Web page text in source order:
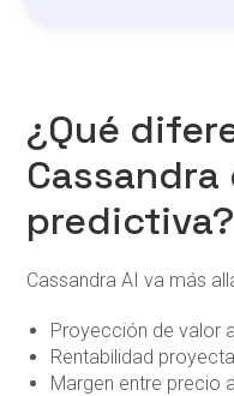
¿Qué
predictiva?
Cassandra AI va más
Proyección de valor
Rentabilidad
Margen entre precio